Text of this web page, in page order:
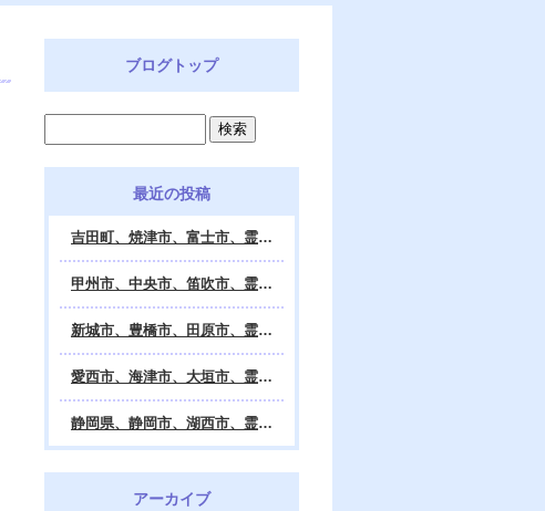
ブログトップ
最近の投稿
吉田町、焼津市、富士市、霊視鑑定 天龍・占いの館 Dahlia、対面・電話・オンライン鑑定、除霊、霊視鑑定、遠隔 除霊 口コミ、浄霊、交霊、祈祷、御祓い、四柱推命、姓名判断・九星気学・易・タロット・手相・数秘術・動物占い・姓名学・命運鑑定、開運、不安・苦痛・恐怖、悩み相談、スピリチュアルカウンセラー、ヒーリング、霊気治療、霊能力者、霊媒師、天龍知裕著、幸せを求めて、天の神様 VS 地獄の神様、宇宙の真理で未来は希望の光、この世で天国 あの世で天国、天龍知裕ブログ。
甲州市、中央市、笛吹市、霊視鑑定 天龍・占いの館 Dahlia、対面・電話・オンライン鑑定、除霊、霊視鑑定、遠隔 除霊 口コミ、浄霊、交霊、祈祷、御祓い、四柱推命、姓名判断・九星気学・易・タロット・手相・数秘術・動物占い・姓名学・命運鑑定、開運、不安・苦痛・恐怖、悩み相談、スピリチュアルカウンセラー、ヒーリング、霊気治療、霊能力者、霊媒師、天龍知裕著、幸せを求めて、天の神様 VS 地獄の神様、宇宙の真理で未来は希望の光、この世で天国 あの世で天国、天龍知裕ブログ。
新城市、豊橋市、田原市、霊視鑑定 天龍・占いの館 Dahlia、対面・電話・オンライン鑑定、除霊、霊視鑑定、遠隔 除霊 口コミ、浄霊、交霊、祈祷、御祓い、四柱推命、姓名判断・九星気学・易・タロット・手相・数秘術・動物占い・姓名学・命運鑑定、開運、不安・苦痛・恐怖、悩み相談、スピリチュアルカウンセラー、ヒーリング、霊能力者、霊媒師、天龍知裕著、幸せを求めて、天の神様 VS 地獄の神様、宇宙の真理で未来は希望の光、この世で天国 あの世で天国、天龍知裕ブログ。
愛西市、海津市、大垣市、霊視鑑定 天龍・占いの館 Dahlia、対面・電話・オンライン鑑定、遠隔 除霊 口コミ、浄霊、交霊、祈祷、御祓い、四柱推命、姓名判断・九星気学・易・タロット・手相・数秘術・動物占い・姓名学・命運鑑定、開運、不安・苦痛・恐怖、悩み相談、スピリチュアルカウンセラー、ヒーリング、霊能力者、霊媒師、天龍知裕著、幸せを求めて、天の神様 VS 地獄の神様、宇宙の真理で未来は希望の光、この世で天国 あの世で天国、天龍知裕ブログ。
静岡県、静岡市、湖西市、霊視鑑定 天龍・占いの館 Dahlia、対面・電話・オンライン鑑定、除霊、霊視鑑定、遠隔 除霊 口コミ、浄霊、交霊、祈祷、御祓い、四柱推命、姓名判断・九星気学・易・タロット・手相・数秘術・動物占い・姓名学・命運鑑定、開運、不安・苦痛・恐怖、悩み相談、スピリチュアルカウンセラー、ヒーリング、霊気治療、霊能力者、霊媒師、天龍知裕著、幸せを求めて、天の神様 VS 地獄の神様、宇宙の真理で未来は希望の光、この世で天国 あの世で天国、天龍知裕ブログ。
アーカイブ